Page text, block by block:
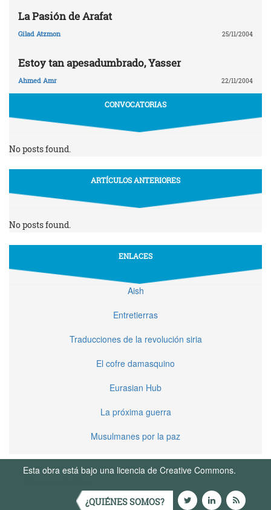
La Pasión de Arafat
Gilad Atzmon 25/11/2004
Estoy tan apesadumbrado, Yasser
Ahmed Amr 22/11/2004
CONVOCATORIAS
No posts found.
ARTÍCULOS ANTERIORES
No posts found.
ENLACES
Aish
Entretierras
Traducciones de la revolución siria
El cofre damasquino
Eurasian Hub
La próxima guerra
Musulmanes por la paz
Esta obra está bajo una licencia de Creative Commons.
¿QUIÉNES SOMOS?